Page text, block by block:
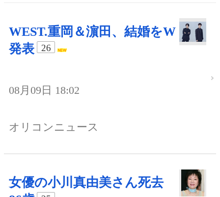
WEST.重岡＆濵田、結婚をW
発表
26
08月09日 18:02
オリコンニュース
女優の小川真由美さん死去